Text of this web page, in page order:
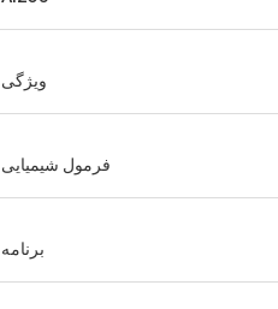
ویژگی
فرمول شیمیایی
برنامه